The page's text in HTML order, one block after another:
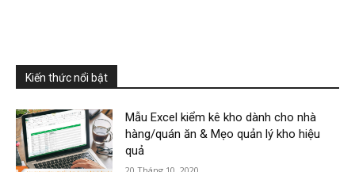
Kiến thức nổi bật
Mẫu Excel kiểm kê kho dành cho nhà
hàng/quán ăn & Mẹo quản lý kho hiệu
quả